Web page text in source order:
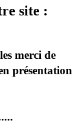
site :
merci de
présentation